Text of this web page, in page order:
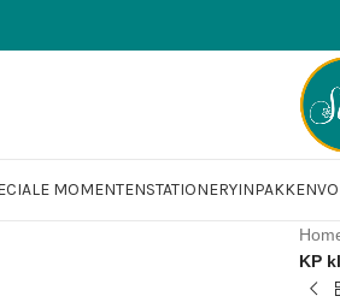
MOMENTENSTATIONERYINPAKKEN
KP